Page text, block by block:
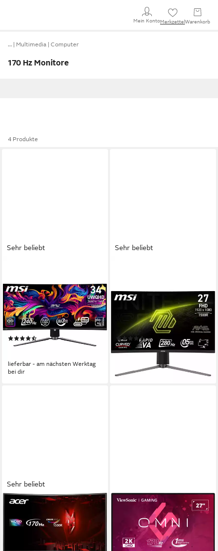
Mein KontoMerkzettel Warenkorb
… Multimedia Computer
170 Hz Monitore
4 Produkte
Sehr beliebt
Gaming-OLED-Monitor
86,8 cm/ 34 Zoll Diagonale
3440 x 1440 px, UWQHD Auflösung
0,03 ms Reaktionszeit
Produktdatenblatt
(71)
1.099,00 €
lieferbar - am nächsten Werktag
bei dir
Sehr beliebt
Diagonale
1920 x 1080 px, Full HD Auflösung
Reaktionszeit
Produktdatenblatt
(83)
273,84 €
mtl. in 24 Raten
lieferbar - am nächsten Werktag
bei dir
Sehr beliebt
ACER
Nitro ED270U P2 Curved-
Gaming-LED-Monitor
69 cm/ 27 Zoll
Diagonale
2560 x 1440 px, WQHD Auflösung
VIEWSONIC
VX2780J-2K Gaming-Monitor
68,5 cm/ 27 Zoll Diagonale
2560 x 1440 px, QHD Auflösung
170 Hz
Bildwiederholfrequenz